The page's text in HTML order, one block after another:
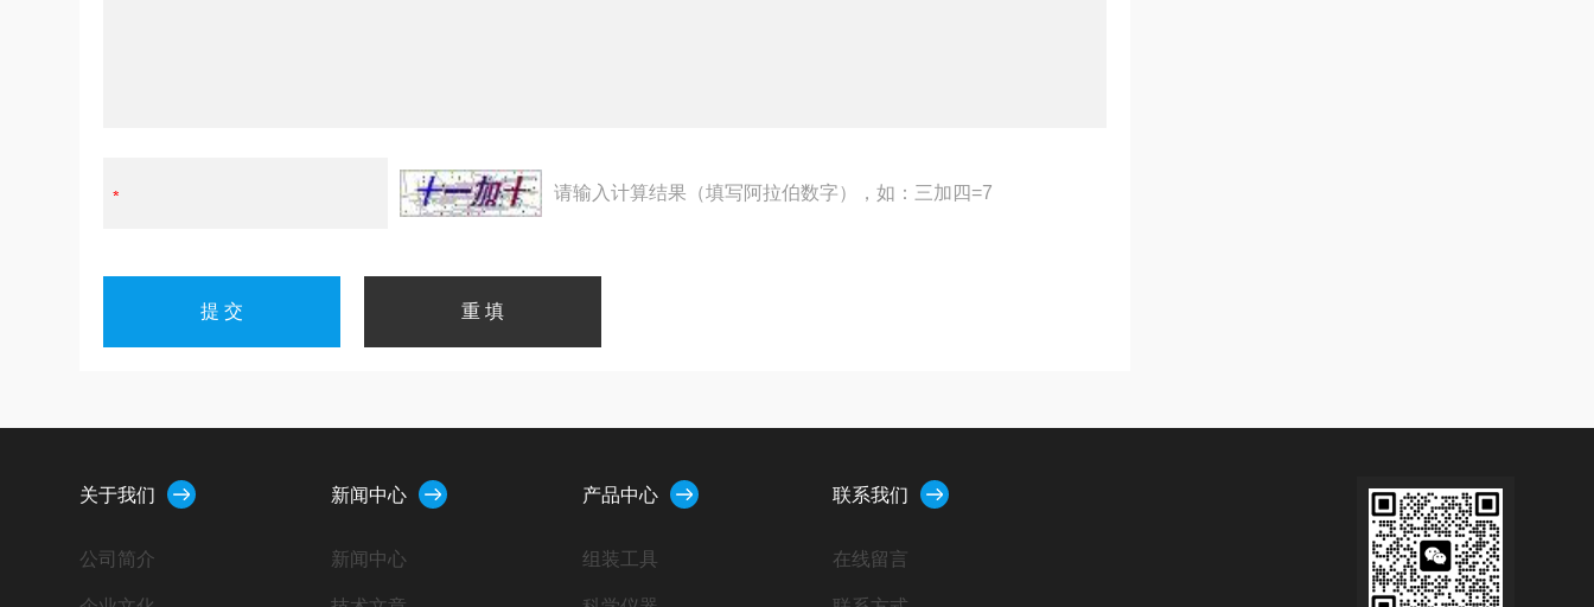
请输入计算结果（填写阿拉伯数字），如：三加四=7
关于我们
公司简介
新闻中心
新闻中心
产品中心
组装工具
联系我们
在线留言